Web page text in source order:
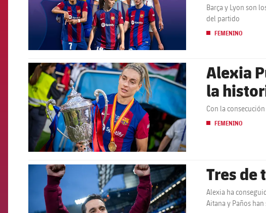
Barça y Lyon son
del partido
FEMENINO
FCB Barcelona badge
Alexia
la
Con la
FEMENINO
FCB Barcelona badge Tres de
Alexia ha
Aitana y Paños